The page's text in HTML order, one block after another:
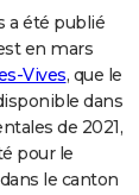
a été publié
en mars
Vives, que le
dans
de 2021,
pour le
le canton